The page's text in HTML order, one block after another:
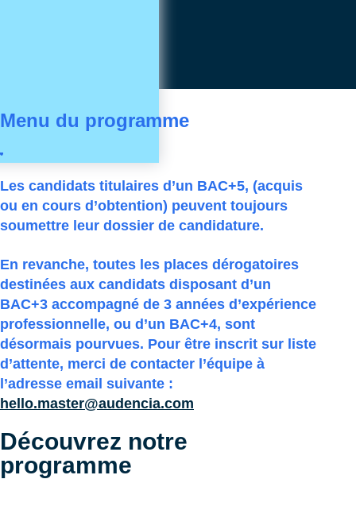
Menu du programme
Les candidats titulaires d’un BAC+5, (acquis
ou en cours d’obtention) peuvent toujours
soumettre leur dossier de candidature.
En revanche, toutes les places dérogatoires
destinées aux candidats disposant d’un
BAC+3 accompagné de 3 années d’expérience
professionnelle, ou d’un BAC+4, sont
désormais pourvues. Pour être inscrit sur liste
d’attente, merci de contacter l’équipe à
l’adresse email suivante :
hello.master@audencia.com
Découvrez notre
programme